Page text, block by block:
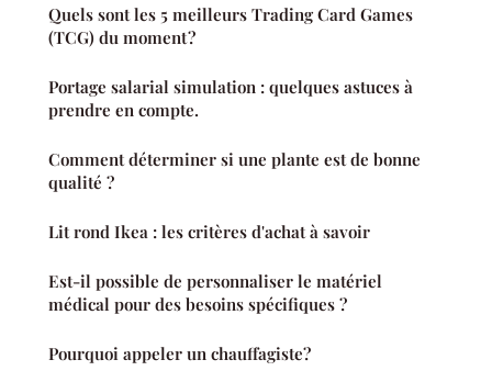
Quels sont les 5 meilleurs Trading Card Games
(TCG) du moment ?
Portage salarial simulation : quelques astuces à
prendre en compte.
Comment déterminer si une plante est de bonne
qualité ?
Lit rond Ikea : les critères d'achat à savoir
Est-il possible de personnaliser le matériel
médical pour des besoins spécifiques ?
Pourquoi appeler un chauffagiste?